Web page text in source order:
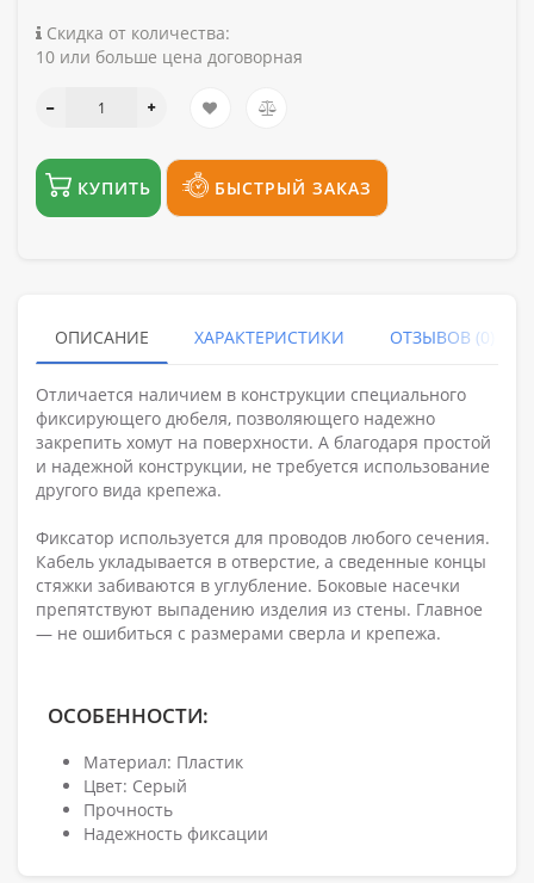
Скидка от количества:
10 или больше цена договорная
КУПИТЬ БЫСТРЫЙ ЗАКАЗ
ОПИСАНИЕ ХАРАКТЕРИСТИКИ ОТЗЫВОВ (0)
Отличается наличием в конструкции специального
фиксирующего дюбеля, позволяющего надежно
закрепить хомут на поверхности. А благодаря простой
и надежной конструкции, не требуется использование
другого вида крепежа.
Фиксатор используется для проводов любого сечения.
Кабель укладывается в отверстие, а сведенные концы
стяжки забиваются в углубление. Боковые насечки
препятствуют выпадению изделия из стены. Главное
— не ошибиться с размерами сверла и крепежа.
ОСОБЕННОСТИ:
Материал: Пластик
Цвет: Серый
Прочность
Надежность фиксации